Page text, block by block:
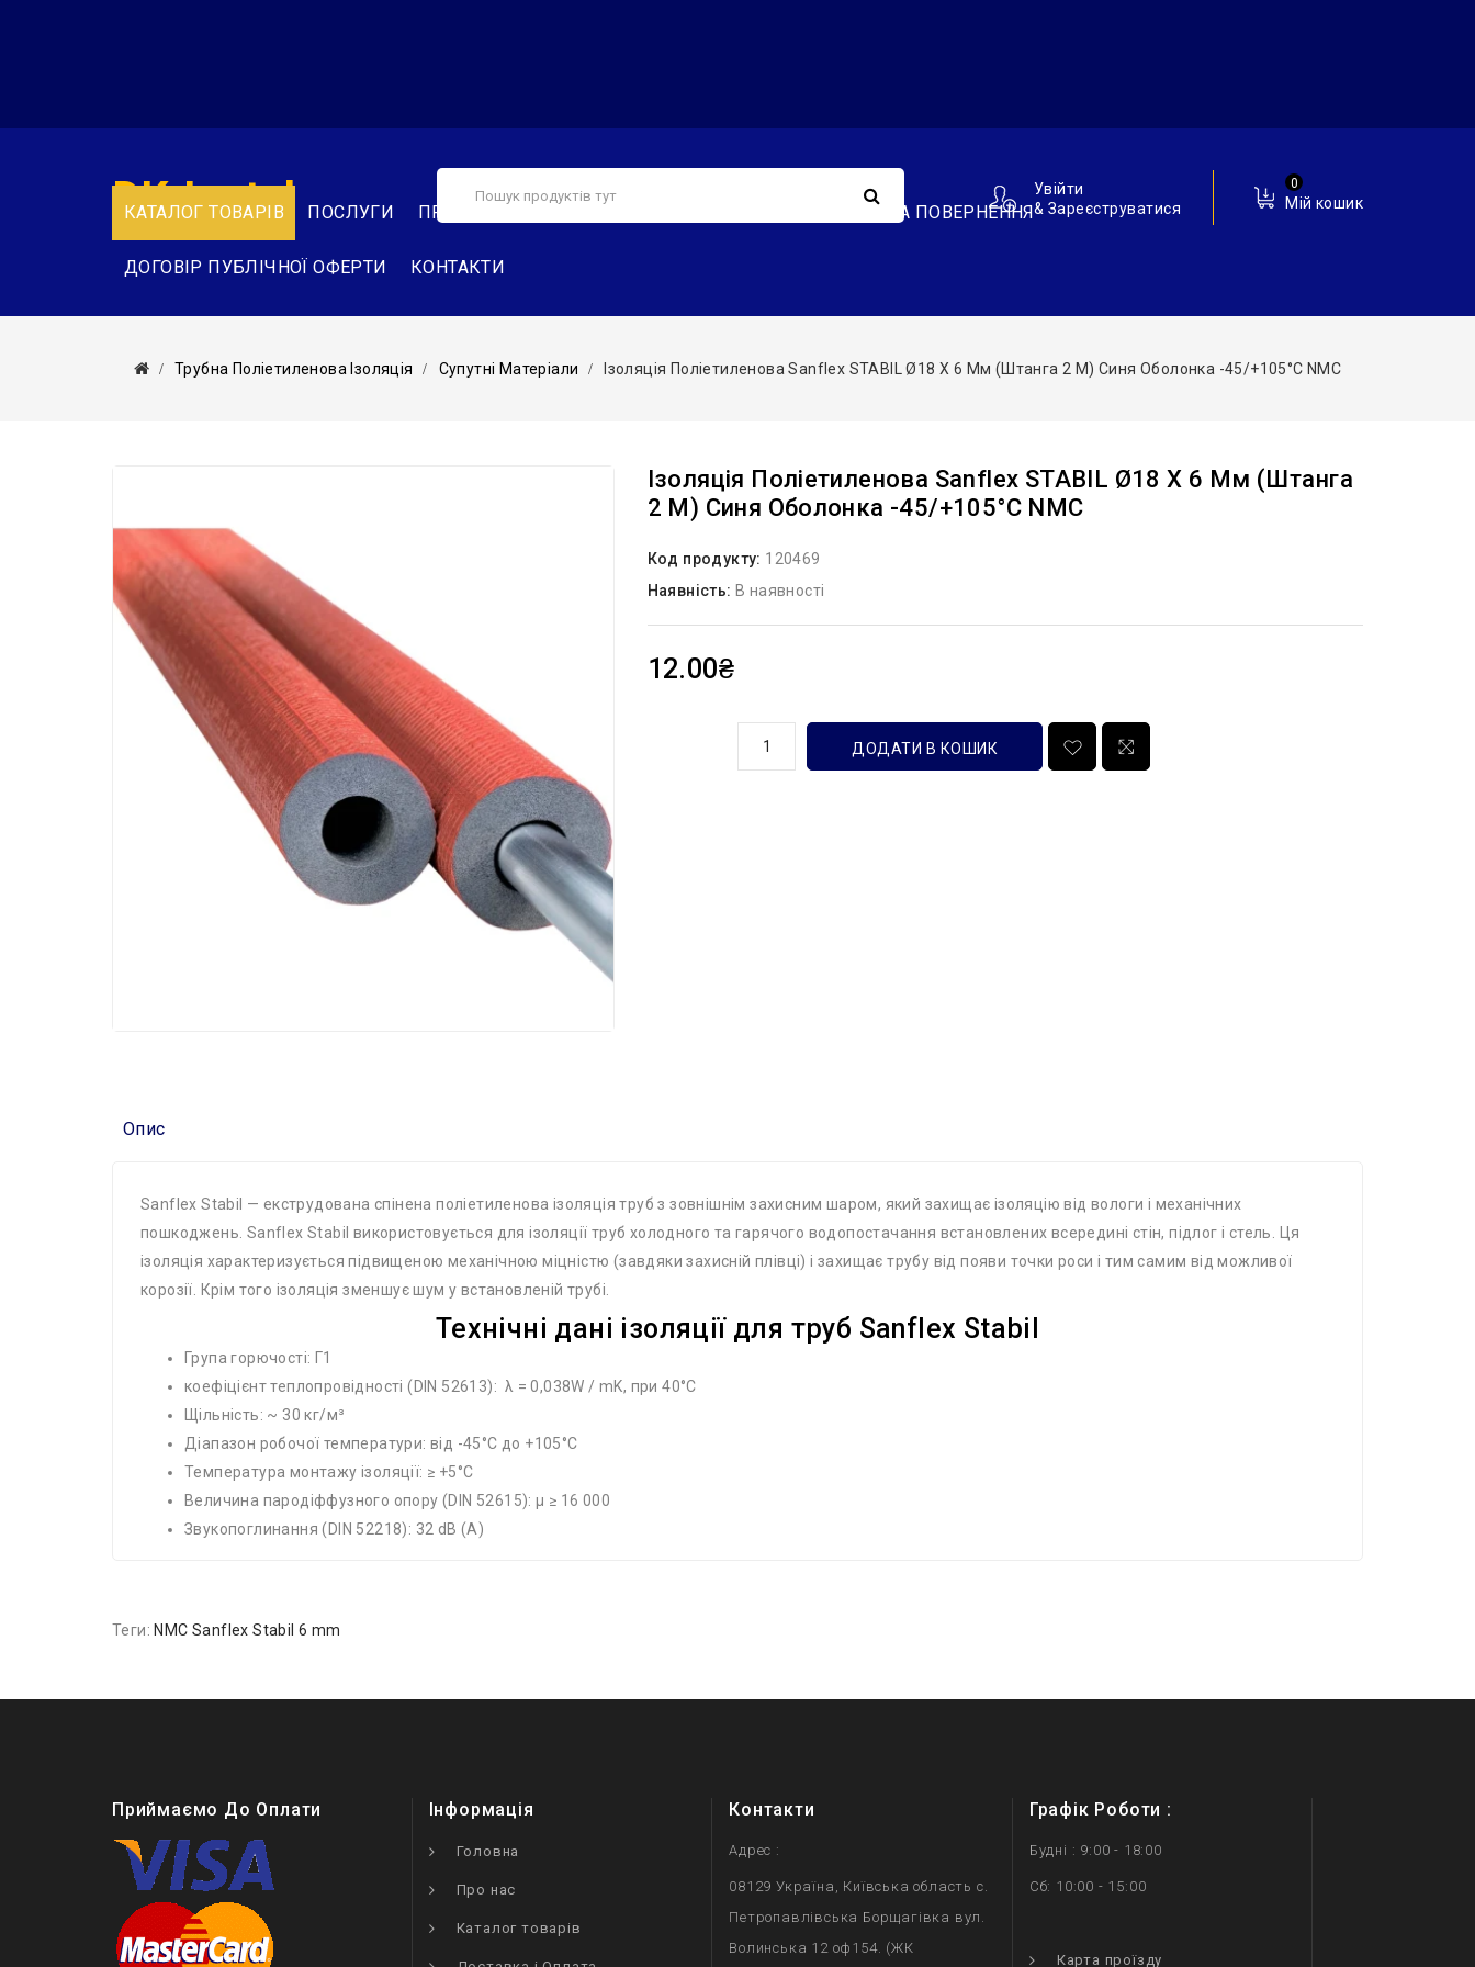
КАТАЛОГ ТОВАРІВ ПОСЛУГИ ПРО НАС ОБМІН ТА ПОВЕРНЕННЯ
ДОГОВІР ПУБЛІЧНОЇ ОФЕРТИ КОНТАКТИ
Мій кошик
0
Увійти
& Зареєструватися
DK-Instal
Трубна Поліетиленова Ізоляція Супутні Матеріали Ізоляція Поліетиленова Sanflex STABIL Ø18 X 6 Мм (штанга 2 М) Синя Оболонка -45/+105°С NMC
Ізоляція Поліетиленова Sanflex STABIL Ø18 X 6 Мм (штанга
2 М) Синя Оболонка -45/+105°С NMC
Код продукту: 120469
Наявність: В наявності
12.00₴
ДОДАТИ В КОШИК
Опис
Sanflex Stabil — екструдована спінена поліетиленова ізоляція труб з зовнішнім захисним шаром, який захищає ізоляцію від вологи і механічних
пошкоджень. Sanflex Stabil використовується для ізоляції труб холодного та гарячого водопостачання встановлених всередині стін, підлог і стель. Ця
ізоляція характеризується підвищеною механічною міцністю (завдяки захисній плівці) і захищає трубу від появи точки роси і тим самим від можливої
корозії. Крім того ізоляція зменшує шум у встановленій трубі.
Технічні дані ізоляції для труб Sanflex Stabil
Група горючості: Г1
коефіцієнт теплопровідності (DIN 52613): λ = 0,038W / mK, при 40°C
Щільність: ~ 30 кг/м³
Діапазон робочої температури: від -45°C до +105°C
Температура монтажу ізоляції: ≥ +5°C
Величина пародіффузного опору (DIN 52615): μ ≥ 16 000
Звукопоглинання (DIN 52218): 32 dB (A)
Теги: NMC Sanflex Stabil 6 mm
Приймаємо До Оплати Інформація
Головна
Про нас
Каталог товарів
Контакти
Адрес :
08129 Україна, Київська область с.
Петропавлівська Борщагівка вул.
Волинська 12 оф154. (ЖК
Графік Роботи :
Будні : 9:00 - 18:00
Сб: 10:00 - 15:00
Карта проїзду